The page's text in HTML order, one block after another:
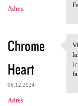
Adres
Chrome
Heart
06.12.2024
Adres